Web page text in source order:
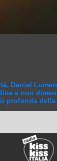
Daniel
e non
profonda